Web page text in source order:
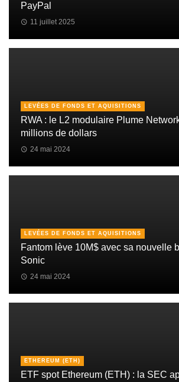
PayPal
11 juillet 2025
LEVÉES DE FONDS ET AQUISITIONS
RWA : le L2 modulaire Plume
millions de dollars
24 mai 2024
LEVÉES DE FONDS ET AQUISITIONS
Fantom lève 10M$ avec sa nouvelle
Sonic
24 mai 2024
ETHEREUM (ETH)
ETF spot Ethereum (ETH) : la SEC